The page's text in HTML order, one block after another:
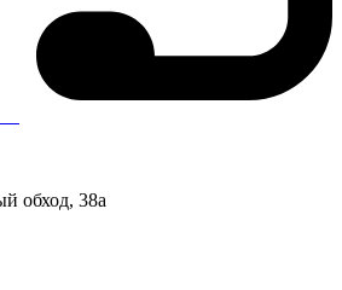
обход, 38а